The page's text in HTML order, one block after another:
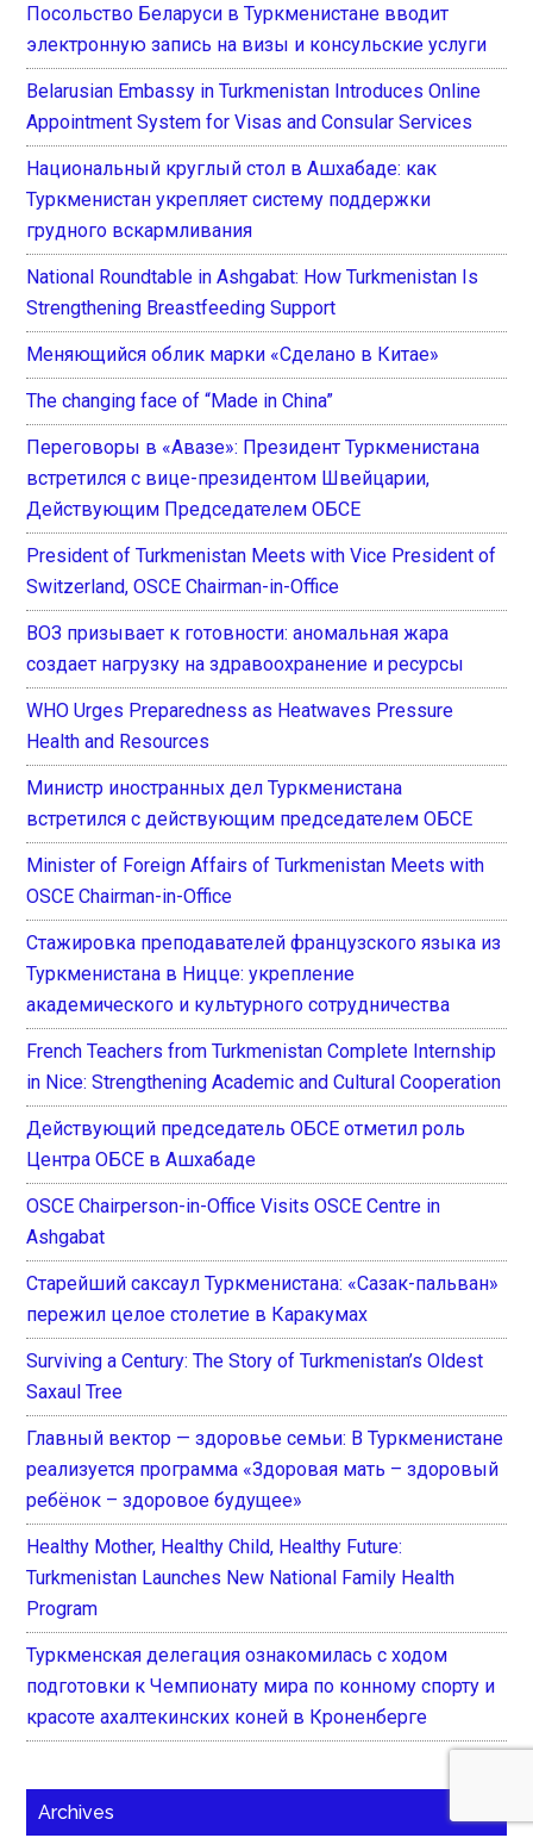
Посольство Беларуси в Туркменистане вводит
электронную запись на визы и консульские услуги
Belarusian Embassy in Turkmenistan Introduces Online
Appointment System for Visas and Consular Services
Национальный круглый стол в Ашхабаде: как
Туркменистан укрепляет систему поддержки
грудного вскармливания
National Roundtable in Ashgabat: How Turkmenistan Is
Strengthening Breastfeeding Support
Меняющийся облик марки «Сделано в Китае»
The changing face of “Made in China”
Переговоры в «Авазе»: Президент Туркменистана
встретился с вице-президентом Швейцарии,
Действующим Председателем ОБСЕ
President of Turkmenistan Meets with Vice President of
Switzerland, OSCE Chairman-in-Office
ВОЗ призывает к готовности: аномальная жара
создает нагрузку на здравоохранение и ресурсы
WHO Urges Preparedness as Heatwaves Pressure
Health and Resources
Министр иностранных дел Туркменистана
встретился с действующим председателем ОБСЕ
Minister of Foreign Affairs of Turkmenistan Meets with
OSCE Chairman-in-Office
Стажировка преподавателей французского языка из
Туркменистана в Ницце: укрепление
академического и культурного сотрудничества
French Teachers from Turkmenistan Complete Internship
in Nice: Strengthening Academic and Cultural Cooperation
Действующий председатель ОБСЕ отметил роль
Центра ОБСЕ в Ашхабаде
OSCE Chairperson-in-Office Visits OSCE Centre in
Ashgabat
Старейший саксаул Туркменистана: «Сазак-пальван»
пережил целое столетие в Каракумах
Surviving a Century: The Story of Turkmenistan’s Oldest
Saxaul Tree
Главный вектор — здоровье семьи: В Туркменистане
реализуется программа «Здоровая мать – здоровый
ребёнок – здоровое будущее»
Healthy Mother, Healthy Child, Healthy Future:
Turkmenistan Launches New National Family Health
Program
Туркменская делегация ознакомилась с ходом
подготовки к Чемпионату мира по конному спорту и
красоте ахалтекинских коней в Кроненберге
Archives